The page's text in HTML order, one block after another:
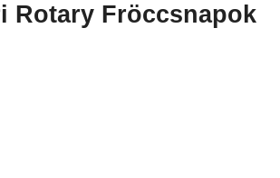
Rotary Fröccsnapok